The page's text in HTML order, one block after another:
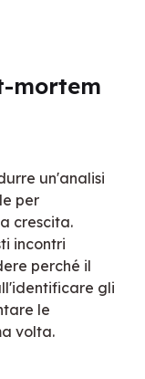
mortem
un'analisi
per
crescita.
incontri
perché il
gli
le
volta.